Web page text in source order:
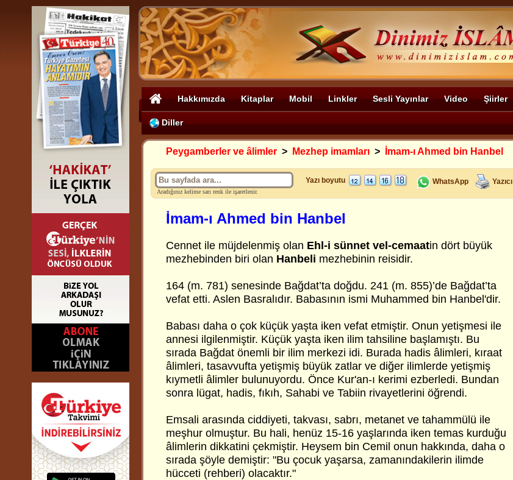
Hakkımızda Kitaplar Mobil Linkler Sesli Yayınlar Video Şiirler
Diller
Peygamberler ve âlimler > Mezhep imamları > İmam-ı Ahmed bin Hanbel
Aradığınız kelime sarı renk ile işaretlenir.
Yazı boyutu WhatsApp Yazıcı
İmam-ı Ahmed bin Hanbel
Cennet ile müjdelenmiş olan Ehl-i sünnet vel-cemaatin dört büyük
mezhebinden biri olan Hanbeli mezhebinin reisidir.
164 (m. 781) senesinde Bağdat’ta doğdu. 241 (m. 855)’de Bağdat’ta
vefat etti. Aslen Basralıdır. Babasının ismi Muhammed bin Hanbel'dir.
Babası daha o çok küçük yaşta iken vefat etmiştir. Onun yetişmesi ile
annesi ilgilenmiştir. Küçük yaşta iken ilim tahsiline başlamıştı. Bu
sırada Bağdat önemli bir ilim merkezi idi. Burada hadis âlimleri, kıraat
âlimleri, tasavvufta yetişmiş büyük zatlar ve diğer ilimlerde yetişmiş
kıymetli âlimler bulunuyordu. Önce Kur'an-ı kerimi ezberledi. Bundan
sonra lügat, hadis, fıkıh, Sahabi ve Tabiin rivayetlerini öğrendi.
Emsali arasında ciddiyeti, takvası, sabrı, metanet ve tahammülü ile
meşhur olmuştur. Bu hali, henüz 15-16 yaşlarında iken temas kurduğu
âlimlerin dikkatini çekmiştir. Heysem bin Cemil onun hakkında, daha o
sırada şöyle demiştir: "Bu çocuk yaşarsa, zamanındakilerin ilimde
hücceti (rehberi) olacaktır."